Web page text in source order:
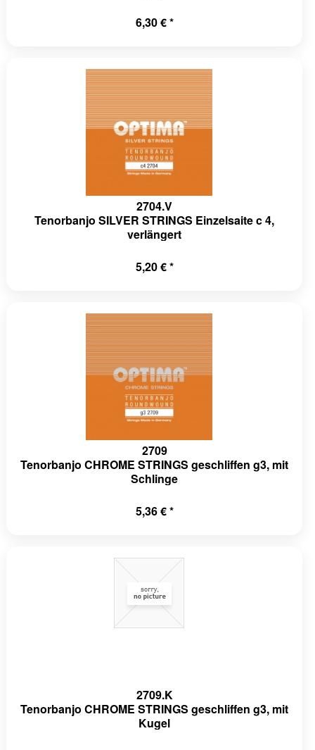
6,30 € *
2704.V
Tenorbanjo SILVER STRINGS Einzelsaite c 4,
verlängert
5,20 € *
2709
Tenorbanjo CHROME STRINGS geschliffen g3, mit
Schlinge
5,36 € *
2709.K
Tenorbanjo CHROME STRINGS geschliffen g3, mit
Kugel